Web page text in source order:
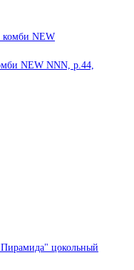
NEW NNN, р.44,
цокольный